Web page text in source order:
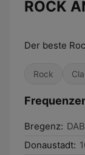
ROCK
Der beste
Rock
Bregenz:
Donaustadt: